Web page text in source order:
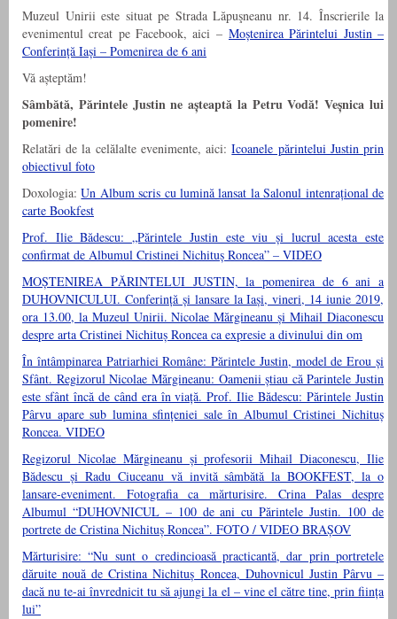
Muzeul Unirii este situat pe Strada Lăpuşneanu nr. 14. Înscrierile la
evenimentul creat pe Facebook, aici – Moștenirea Părintelui Justin –
Conferință Iași – Pomenirea de 6 ani
Vă așteptăm!
Sâmbătă, Părintele Justin ne așteaptă la Petru Vodă! Veșnica lui
pomenire!
Relatări de la celălalte evenimente, aici:Icoanele părintelui Justin prin
obiectivul foto
Doxologia:Un Album scris cu lumină lansat la Salonul intenrațional de
carte Bookfest
Prof. Ilie Bădescu: „Părintele Justin este viu și lucrul acesta este
confirmat de Albumul Cristinei Nichituș Roncea” – VIDEO
MOȘTENIREA PĂRINTELUI JUSTIN, la pomenirea de 6 ani a
DUHOVNICULUI. Conferință și lansare la Iași, vineri, 14 iunie 2019,
ora 13.00, la Muzeul Unirii. Nicolae Mărgineanu și Mihail Diaconescu
despre arta Cristinei Nichituș Roncea ca expresie a divinului din om
În întâmpinarea Patriarhiei Române: Părintele Justin, model de Erou și
Sfânt. Regizorul Nicolae Mărgineanu: Oamenii știau că Parintele Justin
este sfânt încă de când era în viață. Prof. Ilie Bădescu: Părintele Justin
Pârvu apare sub lumina sfințeniei sale în Albumul Cristinei Nichituș
Roncea. VIDEO
Regizorul Nicolae Mărgineanu și profesorii Mihail Diaconescu, Ilie
Bădescu și Radu Ciuceanu vă invită sâmbătă la BOOKFEST, la o
lansare-eveniment. Fotografia ca mărturisire. Crina Palas despre
Albumul “DUHOVNICUL – 100 de ani cu Părintele Justin. 100 de
portrete de Cristina Nichituș Roncea”. FOTO / VIDEO BRAȘOV
Mărturisire: “Nu sunt o credincioasă practicantă, dar prin portretele
dăruite nouă de Cristina Nichituș Roncea, Duhovnicul Justin Pârvu –
dacă nu te-ai învrednicit tu să ajungi la el – vine el către tine, prin ființa
lui”